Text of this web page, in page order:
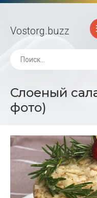
Vostorg.buzz
Слоеный
фото)